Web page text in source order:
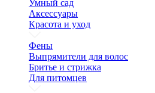
Умный сад
Аксессуары
Красота и уход
Фены
Выпрямители для волос
Бритье и стрижка
Для питомцев